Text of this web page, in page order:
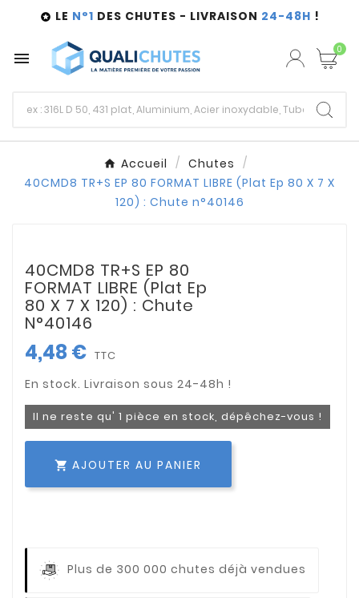
 LE N°1 DES CHUTES - LIVRAISON 24-48H !
 0
Accueil
Chutes
40CMD8 TR+S EP 80 FORMAT LIBRE (Plat Ep 80 X 7 X
120) : Chute n°40146
40CMD8 TR+S EP 80
FORMAT LIBRE (Plat Ep
80 X 7 X 120) : Chute
N°40146
4,48 € TTC
Il ne reste qu' 1 pièce en stock, dépêchez-vous !
 AJOUTER AU PANIER
Plus de 300 000 chutes déjà vendues